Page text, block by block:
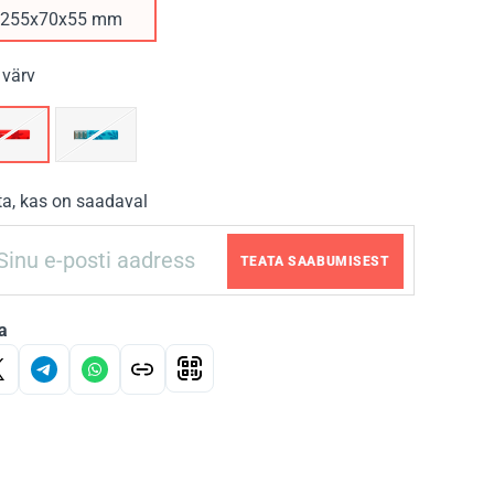
255х70х55 mm
kas on saadaval
TEATA SAABUMISEST